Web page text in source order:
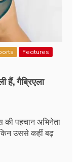
Features
हैं, गैब्रिएला
की पहचान अभिनेता
उससे कहीं बढ़